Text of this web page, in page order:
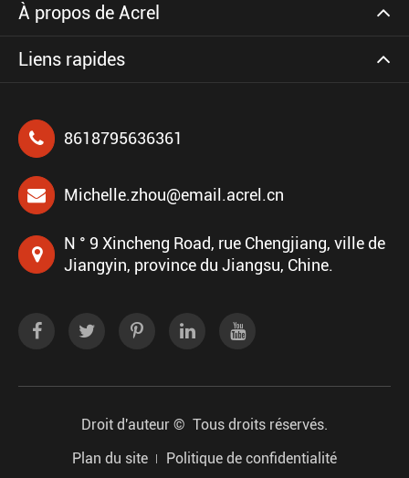
À propos de Acrel
Liens rapides
8618795636361
Michelle.zhou@email.acrel.cn
N ° 9 Xincheng Road, rue Chengjiang, ville de
Jiangyin, province du Jiangsu, Chine.
Droit d'auteur © Tous droits réservés.
Plan du site
Politique de confidentialité